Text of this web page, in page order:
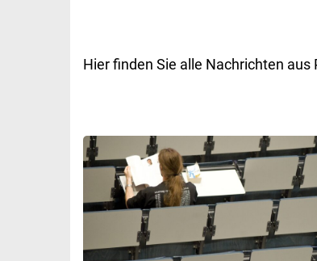
Hier finden Sie alle Nachrichten